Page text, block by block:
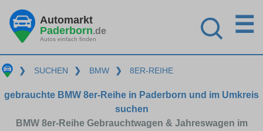
Automarkt
Paderborn.de
Autos einfach finden
☰
❯ SUCHEN ❯ BMW ❯ 8ER-REIHE
gebrauchte BMW 8er-Reihe in Paderborn und im Umkreis
suchen
BMW 8er-Reihe Gebrauchtwagen & Jahreswagen im